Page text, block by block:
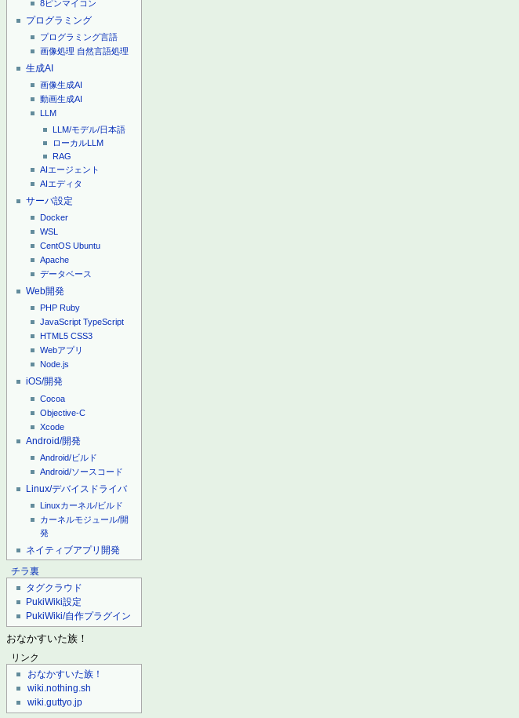
8ピンマイコン
プログラミング
プログラミング言語
画像処理 自然言語処理
生成AI
画像生成AI
動画生成AI
LLM
LLM/モデル/日本語
ローカルLLM
RAG
AIエージェント
AIエディタ
サーバ設定
Docker
WSL
CentOS Ubuntu
Apache
データベース
Web開発
PHP Ruby
JavaScript TypeScript
HTML5 CSS3
Webアプリ
Node.js
iOS/開発
Cocoa
Objective-C
Xcode
Android/開発
Android/ビルド
Android/ソースコード
Linux/デバイスドライバ
Linuxカーネル/ビルド
カーネルモジュール/開
発
ネイティブアプリ開発
チラ裏
タグクラウド
PukiWiki設定
PukiWiki/自作プラグイン
おなかすいた族！
リンク
おなかすいた族！
wiki.nothing.sh
wiki.guttyo.jp